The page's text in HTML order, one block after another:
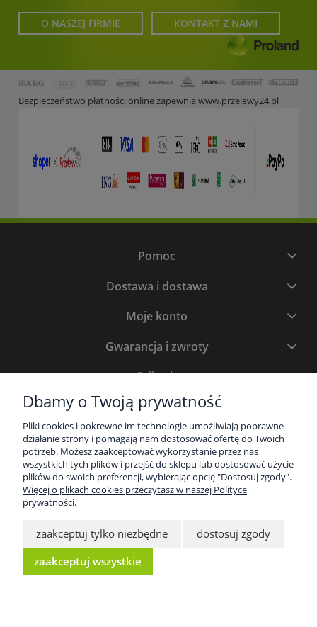
O NASZEJ FIRMIE KONTAKT Z NAMI
Bezpieczeństwo płatności online zapewnia www.przelewy24.pl
Pomoc
Dostawa i dostawa
Moje konto
Gwarancja i zwroty
O firmie
Newsletter
Bądź na bieżąco z promocjami. Zapisz się, a otrzymasz atrakcyjne
rabaty i oferty specjalne.
Dbamy o Twoją prywatność
Pliki cookies i pokrewne im technologie umożliwiają poprawne
działanie strony i pomagają nam dostosować ofertę do Twoich
potrzeb. Możesz zaakceptować wykorzystanie przez nas
wszystkich tych plików i przejść do sklepu lub dostosować użycie
plików do swoich preferencji, wybierając opcję "Dostosuj zgody".
Więcej o plikach cookies przeczytasz w naszej Polityce
prywatności.
zaakceptuj tylko niezbędne
dostosuj zgody
zaakceptuj wszystkie